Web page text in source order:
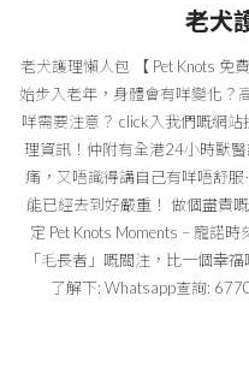
on
老犬
老犬護理懶人包 【 Pet Knots 免
始步入老年，身體會有咩變化？
咩需要注意？ click入我們嘅網
理資訊！仲附有全港24小時獸
痛，又唔識得講自己有咩唔舒
能已經去到好嚴重！ 做個盡責
定 Pet Knots Moments – 寵諾
「毛長者」嘅關注，比一個幸
了解下: Whatsapp查詢: